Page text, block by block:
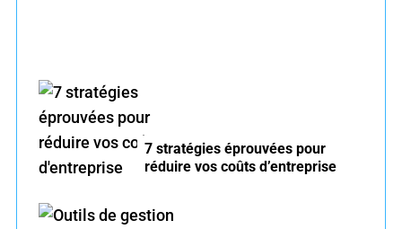
7 stratégies éprouvées pour
réduire vos coûts d’entreprise